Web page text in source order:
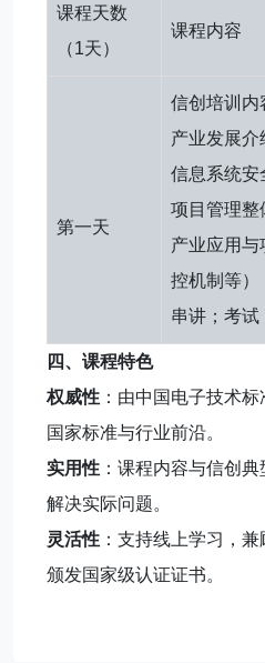
课程天数
（1天）
课程内容
第一天
信创培训内
产业发展介
信息系统安
项目管理整
产业应用与
控机制等）
串讲；考试
四、课程特色
权威性 ：由中国电子技术
国家标准与行业前沿。
实用性 ：课程内容与信创
解决实际问题。
灵活性 ：支持线上学习，
颁发国家级认证证书。